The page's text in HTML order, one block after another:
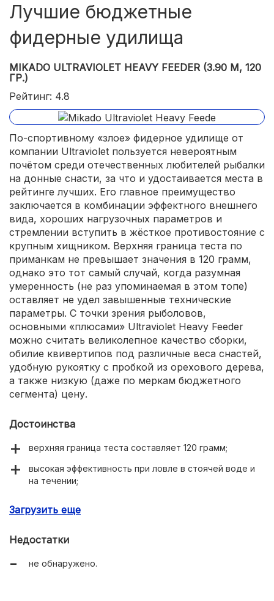
Лучшие бюджетные
фидерные удилища
MIKADO ULTRAVIOLET HEAVY FEEDER (3.90 М, 120
ГР.)
Рейтинг: 4.8
По-спортивному «злое» фидерное удилище от
компании Ultraviolet пользуется невероятным
почётом среди отечественных любителей рыбалки
на донные снасти, за что и удостаивается места в
рейтинге лучших. Его главное преимущество
заключается в комбинации эффектного внешнего
вида, хороших нагрузочных параметров и
стремлении вступить в жёсткое противостояние с
крупным хищником. Верхняя граница теста по
приманкам не превышает значения в 120 грамм,
однако это тот самый случай, когда разумная
умеренность (не раз упоминаемая в этом топе)
оставляет не удел завышенные технические
параметры. С точки зрения рыболовов,
основными «плюсами» Ultraviolet Heavy Feeder
можно считать великолепное качество сборки,
обилие квивертипов под различные веса снастей,
удобную рукоятку с пробкой из орехового дерева,
а также низкую (даже по меркам бюджетного
сегмента) цену.
Достоинства
верхняя граница теста составляет 120 грамм;
высокая эффективность при ловле в стоячей воде и
на течении;
Загрузить еще
Недостатки
не обнаружено.